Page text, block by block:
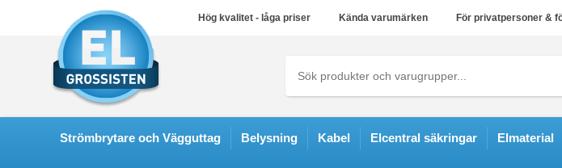
Hög kvalitet - låga priser Kända varumärken För privatpersoner &
Strömbrytare och Vägguttag Belysning Kabel Elcentral säkringar Elmaterial